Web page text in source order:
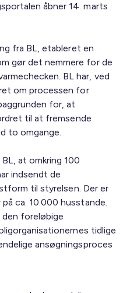
åbner 14. marts
fra BL, etableret en
gør det nemmere for de
BL har, ved
om processen for
for, at
til at fremsende
to omgange.
at omkring 100
indsendt de
til styrelsen. Der er
ca. 10.000 husstande.
foreløbige
tidlige
ansøgningsproces